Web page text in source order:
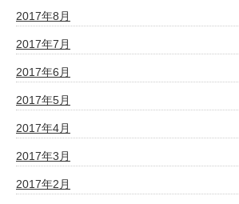
2017年8月
2017年7月
2017年6月
2017年5月
2017年4月
2017年3月
2017年2月